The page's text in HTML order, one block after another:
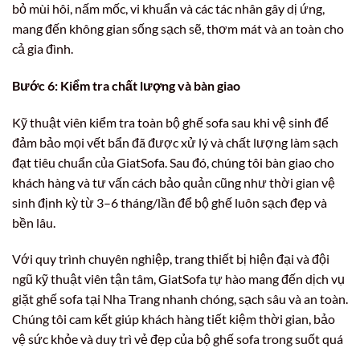
bỏ mùi hôi, nấm mốc, vi khuẩn và các tác nhân gây dị ứng,
mang đến không gian sống sạch sẽ, thơm mát và an toàn cho
cả gia đình.
Bước 6: Kiểm tra chất lượng và bàn giao
Kỹ thuật viên kiểm tra toàn bộ ghế sofa sau khi vệ sinh để
đảm bảo mọi vết bẩn đã được xử lý và chất lượng làm sạch
đạt tiêu chuẩn của GiatSofa. Sau đó, chúng tôi bàn giao cho
khách hàng và tư vấn cách bảo quản cũng như thời gian vệ
sinh định kỳ từ 3–6 tháng/lần để bộ ghế luôn sạch đẹp và
bền lâu.
Với quy trình chuyên nghiệp, trang thiết bị hiện đại và đội
ngũ kỹ thuật viên tận tâm, GiatSofa tự hào mang đến dịch vụ
giặt ghế sofa tại Nha Trang nhanh chóng, sạch sâu và an toàn.
Chúng tôi cam kết giúp khách hàng tiết kiệm thời gian, bảo
vệ sức khỏe và duy trì vẻ đẹp của bộ ghế sofa trong suốt quá